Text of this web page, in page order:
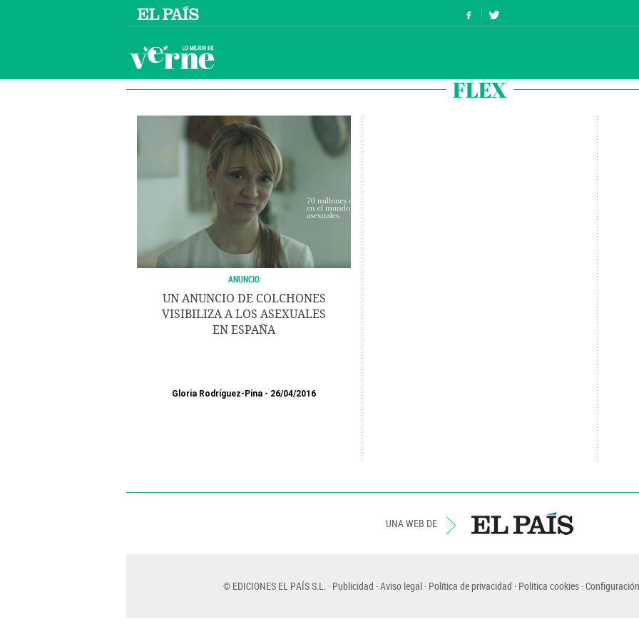
FLEX
ANUNCIO
UN ANUNCIO DE COLCHONES
VISIBILIZA A LOS ASEXUALES
EN ESPAÑA
Gloria Rodríguez-Pina 26/04/2016
UNA WEB DE
© EDICIONES EL PAÍS S.L. Publicidad Aviso legal Política de privacidad Política cookies